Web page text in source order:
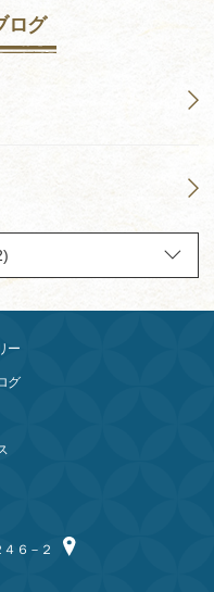
ログ
ー
グ
６－２